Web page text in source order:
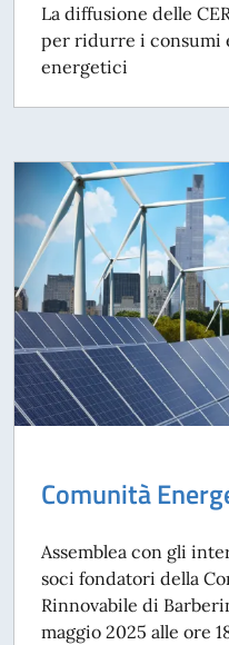
La diffusione delle
per ridurre i consumi
energetici
Comunità
Assemblea con gli
soci fondatori della
Rinnovabile di
maggio 2025 alle ore